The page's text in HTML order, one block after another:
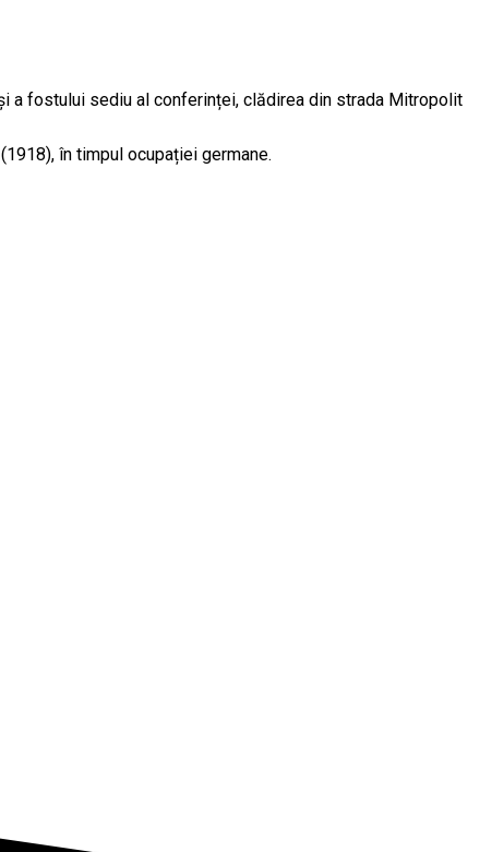
a fostului sediu al conferinței, clădirea din strada Mitropolit
în timpul ocupației germane.